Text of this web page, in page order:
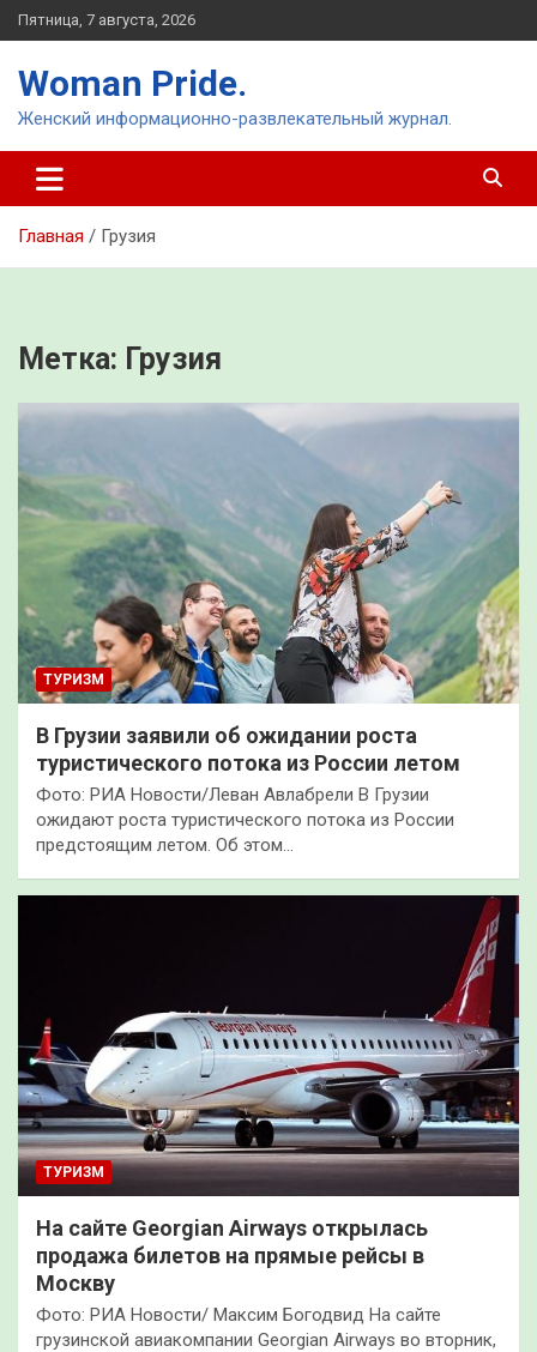
Перейти
к
Пятница, 7 августа, 2026
Woman Pride.
Женский информационно-развлекательный журнал.
Главная Грузия
Метка: Грузия
ТУРИЗМ
В Грузии заявили об ожидании роста
туристического потока из России летом
Фото: РИА Новости/Леван Авлабрели В Грузии
ожидают роста туристического потока из России
предстоящим летом. Об этом…
ТУРИЗМ
На сайте Georgian Airways открылась
продажа билетов на прямые рейсы в
Москву
Фото: РИА Новости/ Максим Богодвид На сайте
грузинской авиакомпании Georgian Airways во вторник,